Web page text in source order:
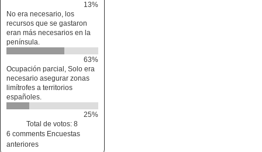
13%
No era necesario, los
recursos que se gastaron
eran más necesarios en la
península.
63%
Ocupación parcial, Solo era
necesario asegurar zonas
limítrofes a territorios
españoles.
25%
Total de votos: 8
6 comments Encuestas
anteriores